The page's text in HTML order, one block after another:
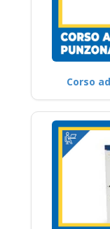
Corso